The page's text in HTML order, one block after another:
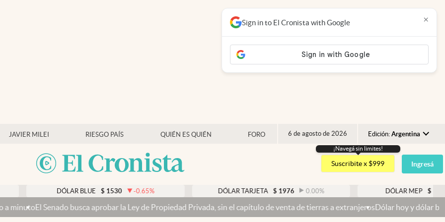
JAVIER MILEI RIESGO PAÍS QUIÉN ES QUIÉN FORO 6 de agosto de 2026 Edición: Argentina
Argentina
España
USA
Colombia
¡Navegá sin limites!
Suscribite x $999 Ingresá
DÓLAR BLUE $ 1530 -0.65% DÓLAR TARJETA $ 1976 0.00% DÓLAR MEP $ 1521,52
busca aprobar la Ley de Propiedad Privada, sin el capítulo de venta de tierras a extranjerosDólar hoy y dólar blue hoy: cuál es
Sign in to El Cronista with Google ×